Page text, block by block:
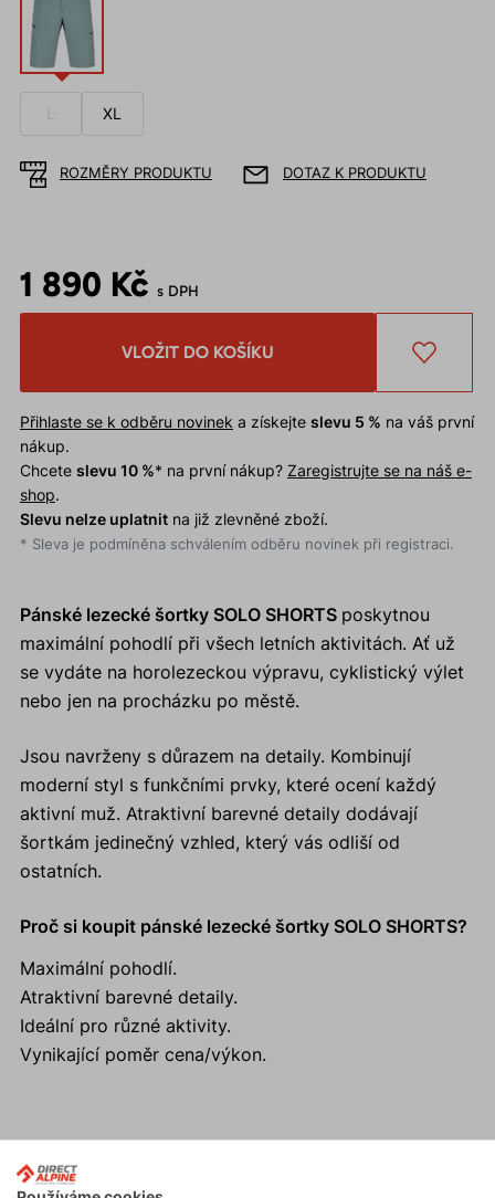
XL
ROZMĚRY PRODUKTU DOTAZ K PRODUKTU
1 890 Kč s DPH
VLOŽIT DO KOŠÍKU
Přihlaste se k odběru novinek a získejte slevu 5 % na váš první
nákup.
Chcete slevu 10 %* na první nákup? Zaregistrujte se na náš e-
shop.
Slevu nelze uplatnitna již zlevněné zboží.
* Sleva je podmíněna schválením odběru novinek při registraci.
Pánské lezecké šortky SOLO SHORTS poskytnou
maximální pohodlí při všech letních aktivitách. Ať už
se vydáte na horolezeckou výpravu, cyklistický výlet
nebo jen na procházku po městě.
Jsou navrženy s důrazem na detaily. Kombinují
moderní styl s funkčními prvky, které ocení každý
aktivní muž. Atraktivní barevné detaily dodávají
šortkám jedinečný vzhled, který vás odliší od
ostatních.
Proč si koupit pánské lezecké šortky SOLO SHORTS?
Maximální pohodlí.
Atraktivní barevné detaily.
Ideální pro různé aktivity.
Vynikající poměr cena/výkon.
Aktivity